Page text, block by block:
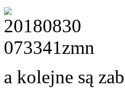
a kolejne są